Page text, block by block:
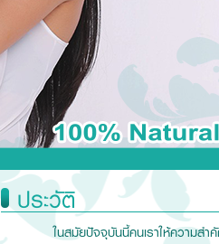
ประวัติ
ในสมัยปัจจุบันนี้คนเราให้ความส